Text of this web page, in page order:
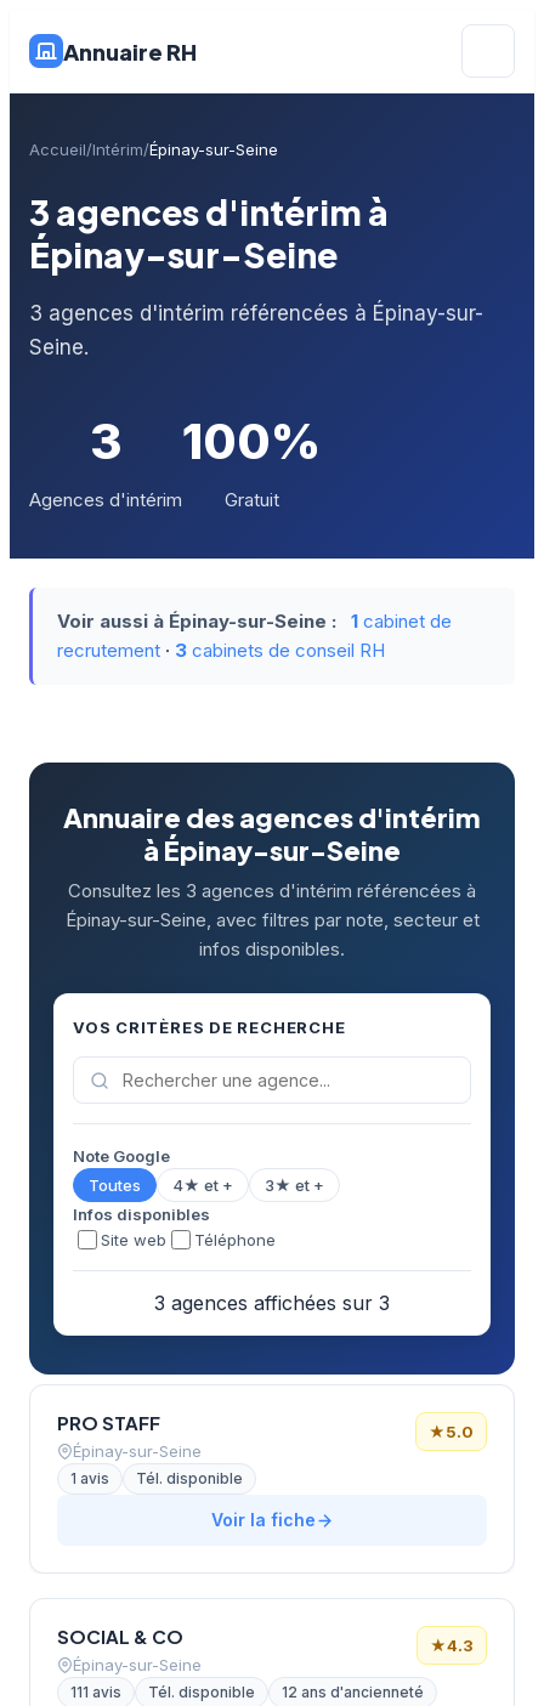
Annuaire RH
Accueil Intérim Épinay-sur-Seine
3 agences d'intérim à
Épinay-sur-Seine
3 agences d'intérim référencées à Épinay-sur-
Seine.
3
Agences d'intérim
100%
Gratuit
Voir aussi à Épinay-sur-Seine : 1 cabinet de
recrutement · 3 cabinets de conseil RH
Annuaire des agences d'intérim
à Épinay-sur-Seine
Consultez les 3 agences d'intérim référencées à
Épinay-sur-Seine, avec filtres par note, secteur et
infos disponibles.
VOS CRITÈRES DE RECHERCHE
Note Google
Toutes
4★ et +
3★ et +
Infos disponibles
Site web
Téléphone
3 agences affichées sur 3
PRO STAFF
Épinay-sur-Seine
★5.0
1 avis Tél. disponible
Voir la fiche
SOCIAL & CO
Épinay-sur-Seine
★4.3
111 avis Tél. disponible
12 ans d'ancienneté